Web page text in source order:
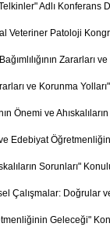
Adlı Konferans
Veteriner Patoloji
Zararları
ve Korunma
Önemi ve
Edebiyat
Sorunları"
Çalışmalar: Doğrular
Geleceği"